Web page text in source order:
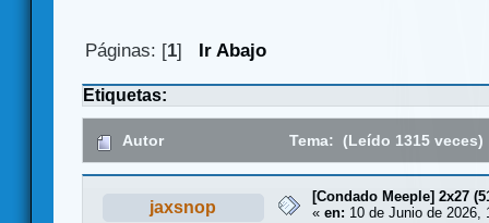
Páginas: [1] Ir Abajo
Etiquetas:
Autor Tema: (Leído 1315 veces)
jaxsnop
[Condado Meeple] 2x27
« en: 10 de Junio de 2026,